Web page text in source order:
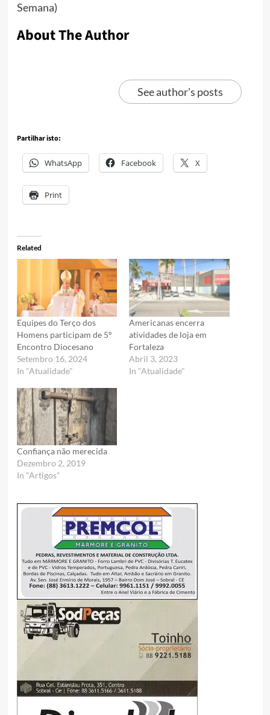
Semana)
About The Author
See author's posts
Partilhar isto:
WhatsApp Facebook X
Print
Related
Equipes do Terço dos
Homens participam de 5º
Encontro Diocesano
Setembro 16, 2024
In "Atualidade"
Americanas encerra
atividades de loja em
Fortaleza
Abril 3, 2023
In "Atualidade"
Confiança não merecida
Dezembro 2, 2019
In "Artigos"